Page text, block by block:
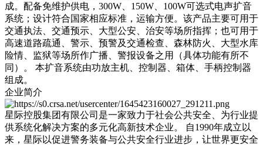
成。配备免维护供电，300W、150W、100W可选式电声扩音
系统；设计符合国家相应标准，运输方便。该产品主要可用于
交通执法、交通预示、大型公安、治安等场所指挥；也可用于
高速道路疏通、警示、预警及交通检查、森林防火、大型水库
险情、监狱等场所作广播、警报设备之用（具体功能有所不
同）。 本扩音系统由功放主机、控制器、箱体、手柄控制器
组成。
企业简介
星际控股集团有限公司是一家致力于社会公共安全、为行业提
供系统化解决方案的多元化高新技术企业。 自1990年成立以
来，星际以促进警务装备与公共安全行业进步，让世界更安全